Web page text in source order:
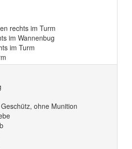
rechts im Turm
im Wannenbug
im Turm
ohne Munition